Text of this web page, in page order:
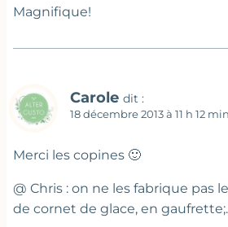
Magnifique!
Carole dit :
18 décembre 2013 à 11 h 12 min
Merci les copines 🙂
@ Chris : on ne les fabrique pas
de cornet de glace, en gaufrette;.